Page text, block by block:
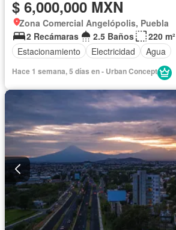
$ 6,000,000 MXN
Zona Comercial Angelópolis, Puebla
2 Recámaras
2.5 Baños
220 m²
Estacionamiento
Electricidad Agua
Hace 1 semana, 5 días en - Urban Concept